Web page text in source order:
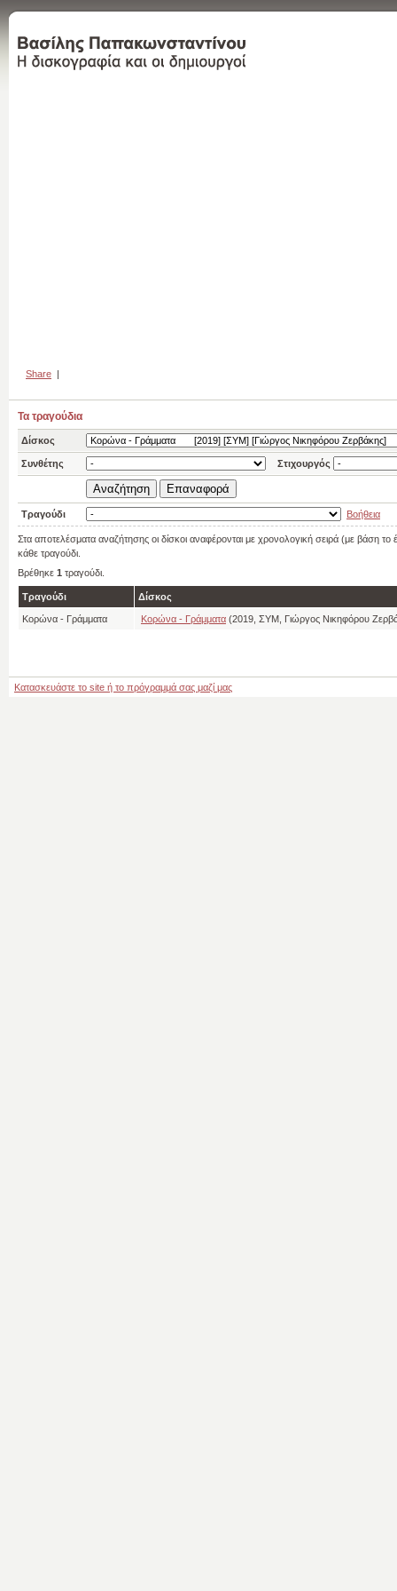
Share |
Τα τραγούδια
Δίσκος
Συνθέτης Στιχουργός
Τραγούδι Βοήθεια
Στα αποτελέσματα αναζήτησης οι δίσκοι αναφέρονται με χρονολογική σειρά (με βάση
κάθε τραγούδι.
Βρέθηκε 1 τραγούδι.
Τραγούδι Δίσκος
Κορώνα - Γράμματα Κορώνα - Γράμματα (2019, ΣΥΜ, Γιώργος Νικηφόρου
Κατασκευάστε το site ή το πρόγραμμά σας μαζί μας